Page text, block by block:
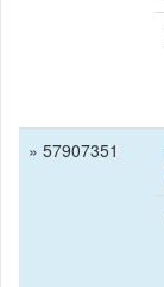
» 57907351